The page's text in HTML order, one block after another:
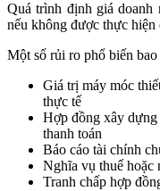
Quá trình định giá doanh
nếu không được thực hiện
Một số rủi ro phổ biến bao
Giá trị máy móc
thực tế
Hợp đồng xây dựng
thanh toán
Báo cáo tài chính
Nghĩa vụ thuế
Tranh chấp hợp